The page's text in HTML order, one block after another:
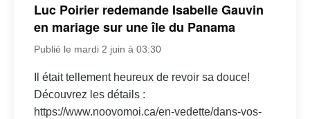
Luc Poirier redemande Isabelle Gauvin
en mariage sur une île du Panama
Publié le mardi 2 juin à 03:30
Il était tellement heureux de revoir sa douce!
Découvrez les détails :
https://www.noovomoi.ca/en-vedette/dans-vos-